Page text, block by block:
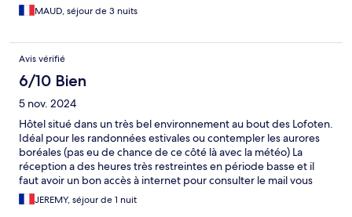
MAUD, séjour de 3 nuits
Avis vérifié
6/10 Bien
5 nov. 2024
Hôtel situé dans un très bel environnement au bout des Lofoten.
Idéal pour les randonnées estivales ou contempler les aurores
boréales (pas eu de chance de ce côté là avec la météo) La
réception a des heures très restreintes en période basse et il
faut avoir un bon accès à internet pour consulter le mail vous
donnant le code d'accès au logement. Ces derniers sont bien
équipés pour y cuisiner dîner et petit déjeuner. Côté
JEREMY, séjour de 1 nuit